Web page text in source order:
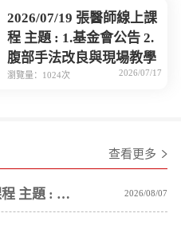
2026/07/19 張醫師線上課
程 主題 : 1.基金會公告 2.
腹部手法改良與現場教學
瀏覽量：1024次 2026/07/17
查看更多
蹤 及按推方法 2026/08/07